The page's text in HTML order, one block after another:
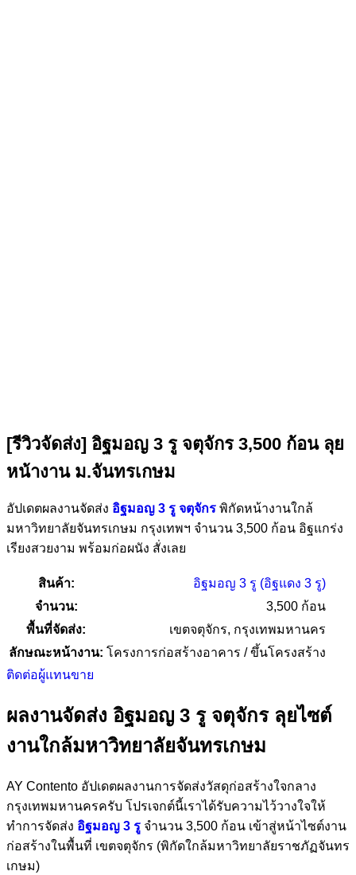
[รีวิวจัดส่ง] อิฐมอญ 3 รู จตุจักร 3,500 ก้อน ลุย
หน้างาน ม.จันทรเกษม
อัปเดตผลงานจัดส่ง อิฐมอญ 3 รู จตุจักร พิกัดหน้างานใกล้
มหาวิทยาลัยจันทรเกษม กรุงเทพฯ จำนวน 3,500 ก้อน อิฐแกร่ง
เรียงสวยงาม พร้อมก่อผนัง สั่งเลย
สินค้า:
อิฐมอญ 3 รู (อิฐแดง 3 รู)
จำนวน:
3,500 ก้อน
พื้นที่จัดส่ง:
เขตจตุจักร, กรุงเทพมหานคร
ลักษณะหน้างาน: โครงการก่อสร้างอาคาร / ขึ้นโครงสร้าง
ติดต่อผู้แทนขาย
ผลงานจัดส่ง อิฐมอญ 3 รู จตุจักร ลุยไซต์
งานใกล้มหาวิทยาลัยจันทรเกษม
AY Contento อัปเดตผลงานการจัดส่งวัสดุก่อสร้างใจกลาง
กรุงเทพมหานครครับ โปรเจกต์นี้เราได้รับความไว้วางใจให้
ทำการจัดส่ง อิฐมอญ 3 รู จำนวน 3,500 ก้อน เข้าสู่หน้าไซต์งาน
ก่อสร้างในพื้นที่ เขตจตุจักร (พิกัดใกล้มหาวิทยาลัยราชภัฏจันทร
เกษม)